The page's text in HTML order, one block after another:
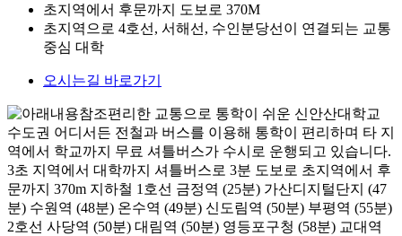
초지역에서 후문까지 도보로 370M
초지역으로 4호선, 서해선, 수인분당선이 연결되는 교통
중심 대학
오시는길 바로가기
편리한 교통으로 통학이 쉬운 신안산대학교
수도권 어디서든 전철과 버스를 이용해 통학이 편리하며 타 지
역에서 학교까지 무료 셔틀버스가 수시로 운행되고 있습니다.
3초 지역에서 대학까지 셔틀버스로 3분 도보로 초지역에서 후
문까지 370m 지하철 1호선 금정역 (25분) 가산디지털단지 (47
분) 수원역 (48분) 온수역 (49분) 신도림역 (50분) 부평역 (55분)
2호선 사당역 (50분) 대림역 (50분) 영등포구청 (58분) 교대역